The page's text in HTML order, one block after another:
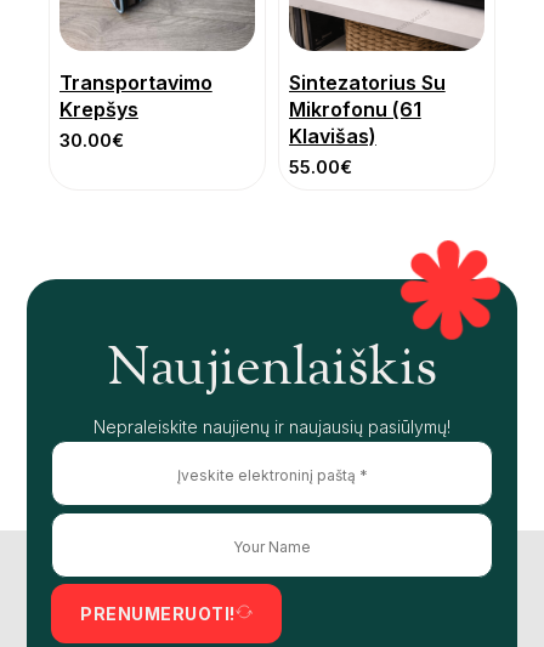
Transportavimo
Krepšys
30.00€
Sintezatorius Su
Mikrofonu (61
Klavišas)
55.00€
Naujienlaiškis
Nepraleiskite naujienų ir naujausių pasiūlymų!
PRENUMERUOTI!